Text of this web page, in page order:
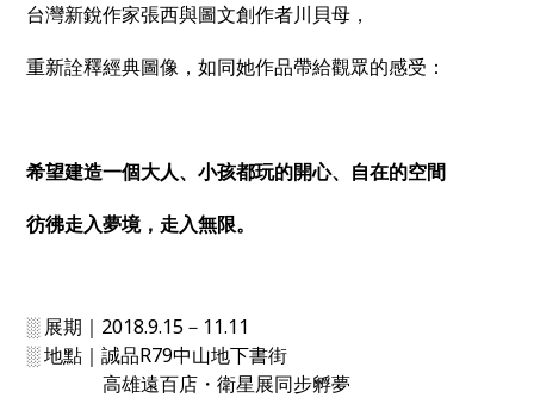
台灣新銳作家張西與圖文創作者川貝母，
重新詮釋經典圖像，如同她作品帶給觀眾的感受：
希望建造一個大人、小孩都玩的開心、自在的空間
彷彿走入夢境，走入無限。
░ 展期｜2018.9.15－11.11
░ 地點｜誠品R79中山地下書街
高雄遠百店・衛星展同步孵夢